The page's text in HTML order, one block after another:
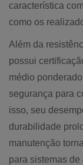
característica
como os
Além da
possui
médio
segurança para
isso, seu
durabilidade
manutenção
para sistemas